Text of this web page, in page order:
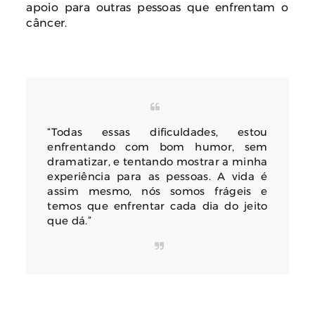
apoio para outras pessoas que enfrentam o
câncer.
“Todas essas dificuldades, estou
enfrentando com bom humor, sem
dramatizar, e tentando mostrar a minha
experiência para as pessoas. A vida é
assim mesmo, nós somos frágeis e
temos que enfrentar cada dia do jeito
que dá.”